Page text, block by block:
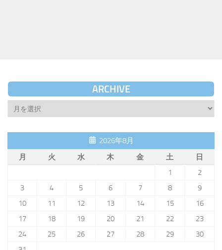
ARCHIVE
Archive
2026年8月
月
火 水 木 金 土
日
1
2
3
4 5 6 7 8
9
10
11 12 13 14 15
16
17
18 19 20 21 22
23
24
25 26 27 28 29
30